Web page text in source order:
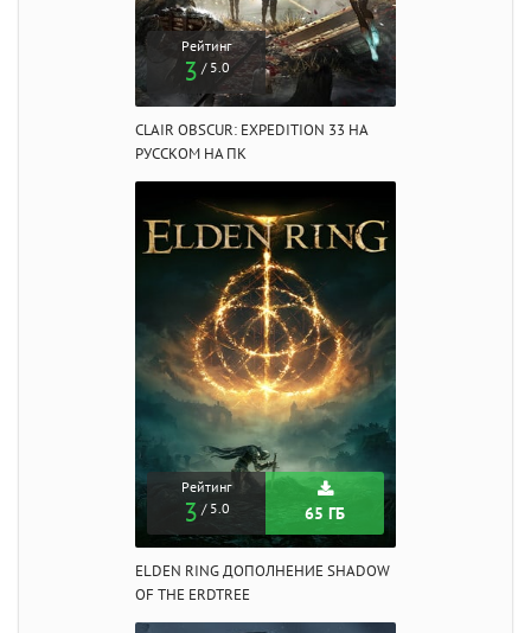
Рейтинг
3 / 5.0
CLAIR OBSCUR: EXPEDITION 33 НА
РУССКОМ НА ПК
Рейтинг
3 / 5.0 65 ГБ
ELDEN RING ДОПОЛНЕНИЕ SHADOW
OF THE ERDTREE